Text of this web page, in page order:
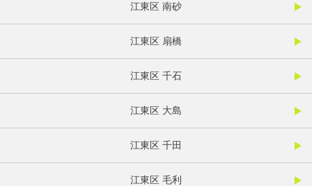
江東区 南砂
江東区 扇橋
江東区 千石
江東区 大島
江東区 千田
江東区 毛利